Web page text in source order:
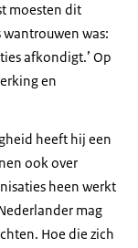
moesten dit
was:
afkondigt.’ Op
en
heeft hij een
ook over
heen werkt
mag
Hoe die zich